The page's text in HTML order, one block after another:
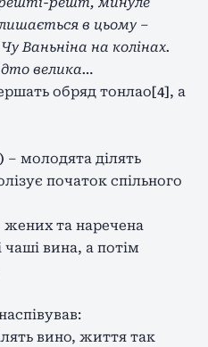
в цьому –
Ваньніна на колінах.
велика…
обряд тонлао[4], а
) – молодята ділять
початок спільного
жених та наречена
вина, а потім
вино, життя так